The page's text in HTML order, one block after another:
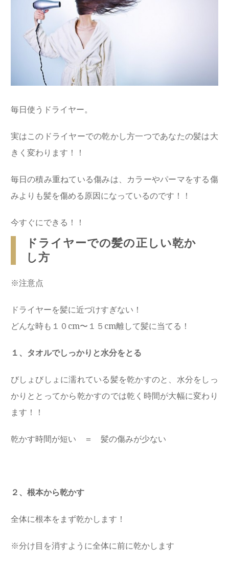
毎日使うドライヤー。
実はこのドライヤーでの乾かし方一つであなたの髪は大
きく変わります！！
毎日の積み重ねている傷みは、カラーやパーマをする傷
みよりも髪を傷める原因になっているのです！！
今すぐにできる！！
ドライヤーでの髪の正しい乾か
し方
※注意点
ドライヤーを髪に近づけすぎない！
どんな時も１０cm〜１５cm離して髪に当てる！
１、タオルでしっかりと水分をとる
びしょびしょに濡れている髪を乾かすのと、水分をしっ
かりととってから乾かすのでは乾く時間が大幅に変わり
ます！！
乾かす時間が短い ＝ 髪の傷みが少ない
２、根本から乾かす
全体に根本をまず乾かします！
※分け目を消すように全体に前に乾かします